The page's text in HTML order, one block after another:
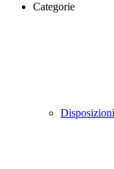
Categorie